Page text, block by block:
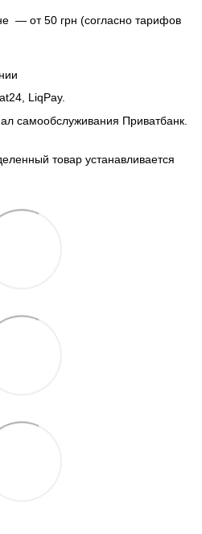
— от 50 грн (согласно тарифов
LiqPay.
самообслуживания Приватбанк.
товар устанавливается